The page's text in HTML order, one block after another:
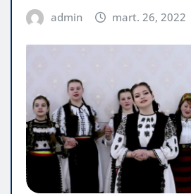
admin mart. 26, 2022